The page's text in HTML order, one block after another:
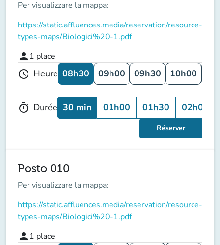
Per visualizzare la mappa:
https://static.affluences.media/reservation/resource-
types-maps/Biologici%20-1.pdf
person 1 place
schedule Heure 08h30 09h00 09h30 10h00
timer Durée 30 min 01h00 01h30 02h00
Réserver
Posto 010
Per visualizzare la mappa:
https://static.affluences.media/reservation/resource-
types-maps/Biologici%20-1.pdf
person 1 place